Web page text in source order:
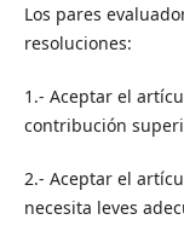
Los pares
resoluciones:
1.- Aceptar el
contribución
2.- Aceptar el
necesita leves